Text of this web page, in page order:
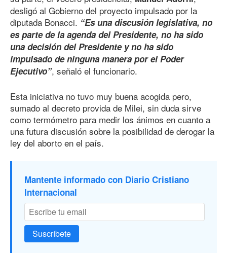
desligó al Gobierno del proyecto impulsado por la
diputada Bonacci. “Es una discusión legislativa, no
es parte de la agenda del Presidente, no ha sido
una decisión del Presidente y no ha sido
impulsado de ninguna manera por el Poder
Ejecutivo”, señaló el funcionario.
Esta iniciativa no tuvo muy buena acogida pero,
sumado al decreto provida de Milei, sin duda sirve
como termómetro para medir los ánimos en cuanto a
una futura discusión sobre la posibilidad de derogar la
ley del aborto en el país.
Mantente informado con Diario Cristiano
Internacional
Suscríbete